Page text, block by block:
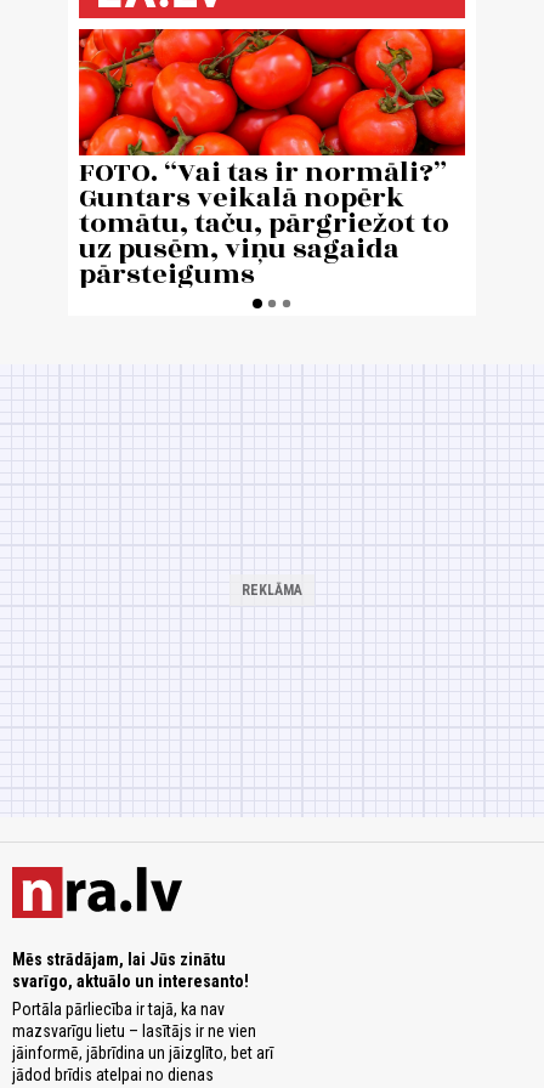
Mēs strādājam, lai Jūs zinātu
svarīgo, aktuālo un interesanto!
Portāla pārliecība ir tajā, ka nav
mazsvarīgu lietu – lasītājs ir ne vien
jāinformē, jābrīdina un jāizglīto, bet arī
jādod brīdis atelpai no dienas